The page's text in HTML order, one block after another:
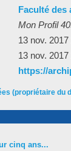
Faculté des
Mon Profil
13 nov. 2017
13 nov. 2017
https://
(propriétaire du
cinq ans...